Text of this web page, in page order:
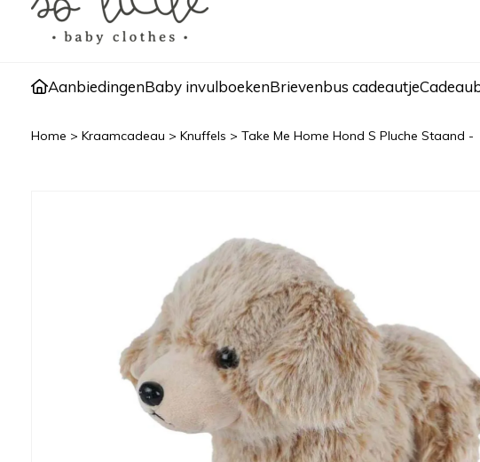
AanbiedingenBaby invulboekenBrievenbus cadeautje
Home > Kraamcadeau > Knuffels > Take Me Home Hond S Pluche Staand -